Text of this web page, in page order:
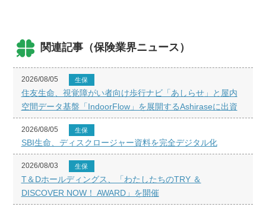
関連記事（保険業界ニュース）
2026/08/05 生保
住友生命、視覚障がい者向け歩行ナビ「あしらせ」と屋内
空間データ基盤「IndoorFlow」を展開するAshiraseに出資
2026/08/05 生保
SBI生命、ディスクロージャー資料を完全デジタル化
2026/08/03 生保
T＆Dホールディングス、「わたしたちのTRY ＆
DISCOVER NOW！ AWARD」を開催